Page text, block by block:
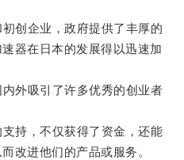
企业，政府提供了丰厚的
器在日本的发展得以迅速加
外吸引了许多优秀的创业者
持，不仅获得了资金，还能
改进他们的产品或服务。